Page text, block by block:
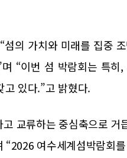
의 가치와 미래를 집중
“이번 섬 박람회는 특
있다.”고 밝혔다.
교류하는 중심축으로
“2026 여수세계섬박람회